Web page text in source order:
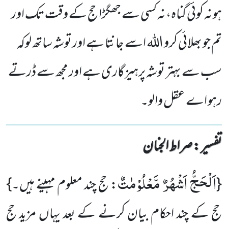
ہو نہ کوئی گناہ، نہ کسی سے جھگڑا حج کے وقت تک اور
تم جو بھلائی کرو اللہ اسے جانتا ہے اور توشہ ساتھ لوکہ
سب سے بہتر توشہ پرہیزگاری ہے اور مجھ سے ڈرتے
رہو اے عقل والو۔
تفسیر : ‎صراط الجنان
{اَلْحَجُّ اَشْهُرٌ مَّعْلُوْمٰتٌ: حج چند معلوم مہینے ہیں۔}
حج کے چند احکام بیان کرنے کے بعد یہاں مزید حج